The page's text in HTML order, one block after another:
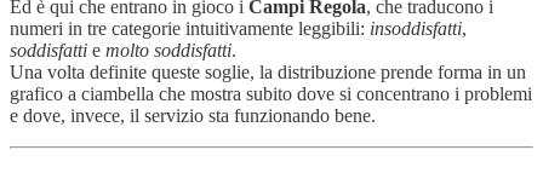
Ed è qui che entrano in gioco i Campi Regola, che traducono i
numeri in tre categorie intuitivamente leggibili: insoddisfatti,
soddisfatti e molto soddisfatti.
Una volta definite queste soglie, la distribuzione prende forma in un
grafico a ciambella che mostra subito dove si concentrano i problemi
e dove, invece, il servizio sta funzionando bene.